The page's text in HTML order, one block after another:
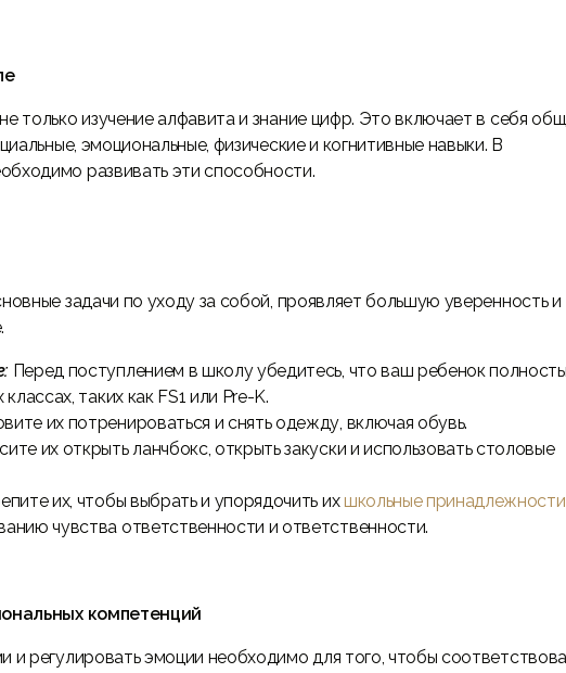
только изучение алфавита и знание цифр. Это включает в себя
эмоциональные, физические и когнитивные навыки. В
развивать эти способности.
задачи по уходу за собой, проявляет большую уверенность и
Перед поступлением в школу убедитесь, что ваш ребенок
таких как FS1 или Pre-K.
их потренироваться и снять одежду, включая обувь.
их открыть ланчбокс, открыть закуски и использовать столовые
их, чтобы выбрать и упорядочить ихшкольные принадлежности
чувства ответственности и ответственности.
компетенций
и регулировать эмоции необходимо для того, чтобы